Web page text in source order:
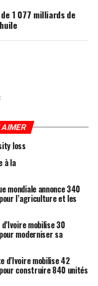
1 077 milliards de
AIMER
loss
à la
mondiale annonce 340
l’agriculture et les
mobilise 30
moderniser sa
d’Ivoire mobilise 42
pour construire 840 unités